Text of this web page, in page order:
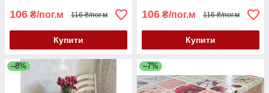
106 ₴/пог.м 116 ₴/пог.м
Купити
106 ₴/пог.м 116 ₴/пог.м
Купити
–8% –7%